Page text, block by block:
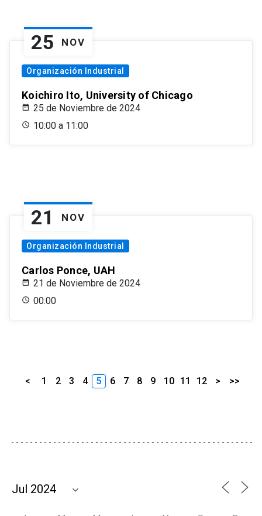
25 NOV
Organización Industrial
Koichiro Ito, University of Chicago
25 de Noviembre de 2024
10:00 a 11:00
21 NOV
Organización Industrial
Carlos Ponce, UAH
21 de Noviembre de 2024
00:00
< 1 2 3 4 5 6 7 8 9 10 11 12 > >>